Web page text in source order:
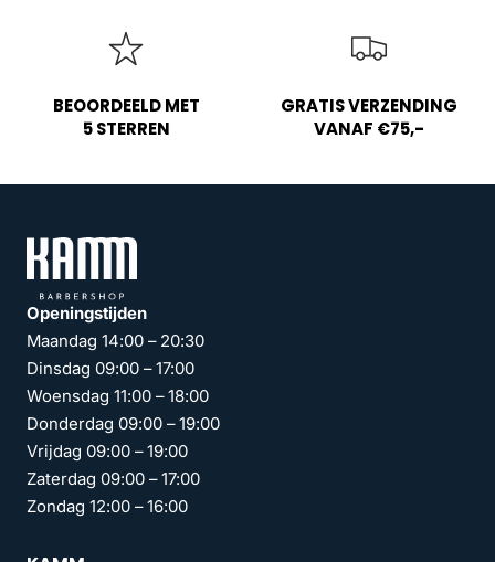
BEOORDEELD MET
5 STERREN
GRATIS VERZENDING
VANAF €75,-
Openingstijden
Maandag 14:00 – 20:30
Dinsdag 09:00 – 17:00
Woensdag 11:00 – 18:00
Donderdag 09:00 – 19:00
Vrijdag 09:00 – 19:00
Zaterdag 09:00 – 17:00
Zondag 12:00 – 16:00